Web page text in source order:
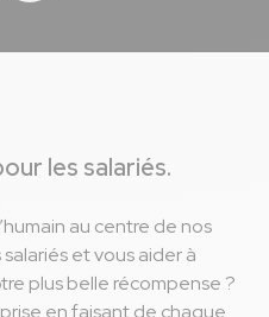
les salariés.
au centre de nos
et vous aider à
plus belle récompense ?
en faisant de chaque